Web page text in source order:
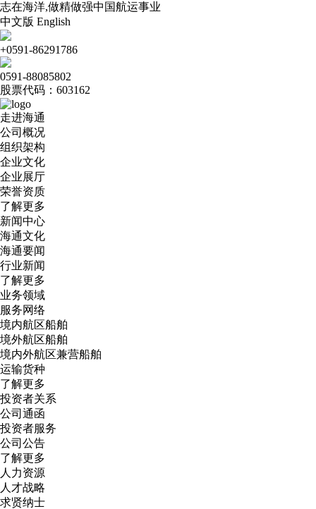
志在海洋,做精做强中国航运事业
中文版 English
+0591-86291786
0591-88085802
股票代码：603162
走进海通
公司概况
组织架构
企业文化
企业展厅
荣誉资质
了解更多
新闻中心
海通文化
海通要闻
行业新闻
了解更多
业务领域
服务网络
境内航区船舶
境外航区船舶
境内外航区兼营船舶
运输货种
了解更多
投资者关系
公司通函
投资者服务
公司公告
了解更多
人力资源
人才战略
求贤纳士